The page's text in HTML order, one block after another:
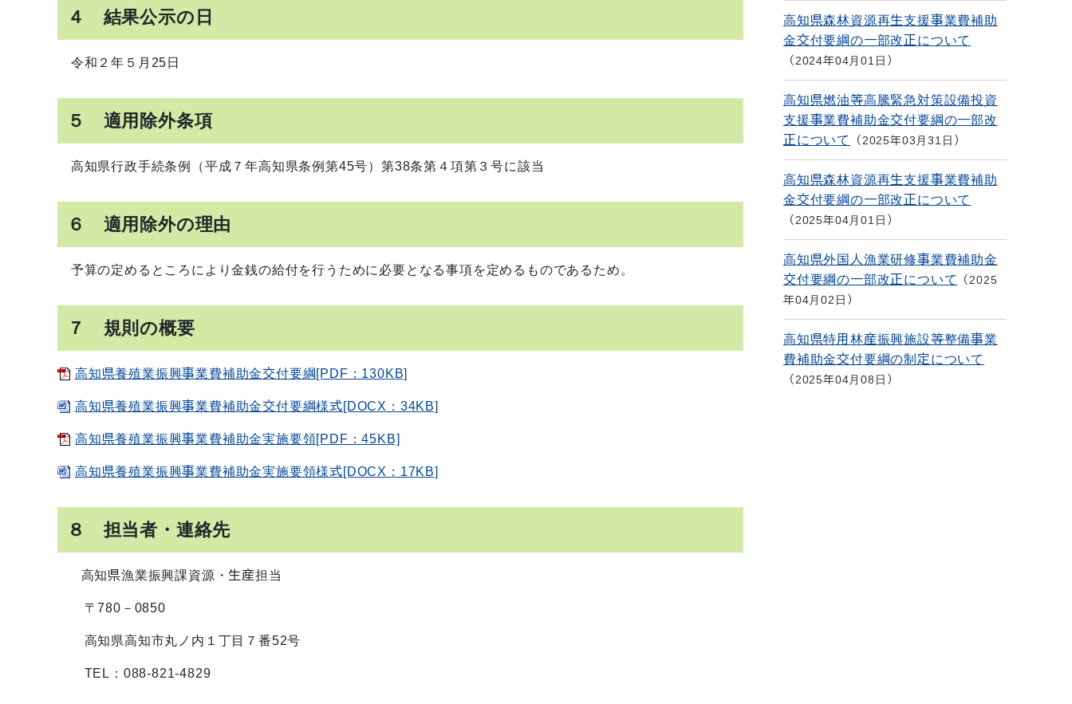
４ 結果公示の日
令和２年５月25日
５ 適用除外条項
高知県行政手続条例（平成７年高知県条例第45号）第38条第４項第３号に該当
６ 適用除外の理由
予算の定めるところにより金銭の給付を行うために必要となる事項を定めるものであるため。
７ 規則の概要
高知県養殖業振興事業費補助金交付要綱[PDF：130KB]
高知県養殖業振興事業費補助金交付要綱様式[DOCX：34KB]
高知県養殖業振興事業費補助金実施要領[PDF：45KB]
高知県養殖業振興事業費補助金実施要領様式[DOCX：17KB]
８ 担当者・連絡先
高知県漁業振興課資源・生産担当
〒780－0850
高知県高知市丸ノ内１丁目７番52号
TEL：088-821-4829
高知県森林資源再生支援事業費補助
金交付要綱の一部改正について
2024年04月01日
高知県燃油等高騰緊急対策設備投資
支援事業費補助金交付要綱の一部改
正について
2025年03月31日
高知県森林資源再生支援事業費補助
金交付要綱の一部改正について
2025年04月01日
高知県外国人漁業研修事業費補助金
交付要綱の一部改正について
2025
年04月02日
高知県特用林産振興施設等整備事業
費補助金交付要綱の制定について
2025年04月08日